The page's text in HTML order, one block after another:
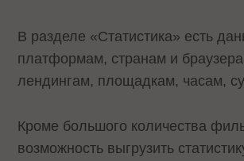
В разделе «Статистика» есть
платформам, странам и
лендингам, площадкам, часам,
Кроме большого количества
возможность выгрузить